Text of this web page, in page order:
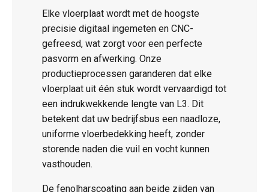
Elke vloerplaat wordt met de hoogste
precisie digitaal ingemeten en CNC-
gefreesd, wat zorgt voor een perfecte
pasvorm en afwerking. Onze
productieprocessen garanderen dat elke
vloerplaat uit één stuk wordt vervaardigd tot
een indrukwekkende lengte van L3. Dit
betekent dat uw bedrijfsbus een naadloze,
uniforme vloerbedekking heeft, zonder
storende naden die vuil en vocht kunnen
vasthouden.
De fenolharscoating aan beide zijden van